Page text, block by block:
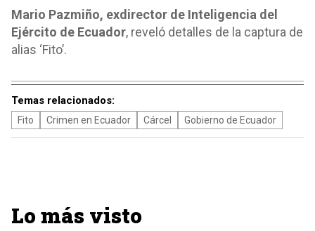
Mario Pazmiño, exdirector de Inteligencia del
Ejército de Ecuador, reveló detalles de la captura de
alias ‘Fito’.
Temas relacionados:
Fito Crimen en Ecuador Cárcel Gobierno de Ecuador
Lo más visto